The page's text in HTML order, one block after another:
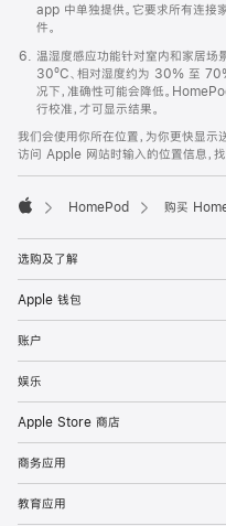
app 中单独提供。它要求所有连接
件。
温湿度感应功能针对室内和家居场
30ºC、相对湿度约为 30% 至
况下，准确性可能会降低。
行校准，才可显示结果。
我们会使用你所在位置，为你更快显示
访问 Apple 网站时输入的位置信息，找
HomePod 购买
选购及了解
Apple 钱包
账户
娱乐
Apple Store 商店
商务应用
教育应用